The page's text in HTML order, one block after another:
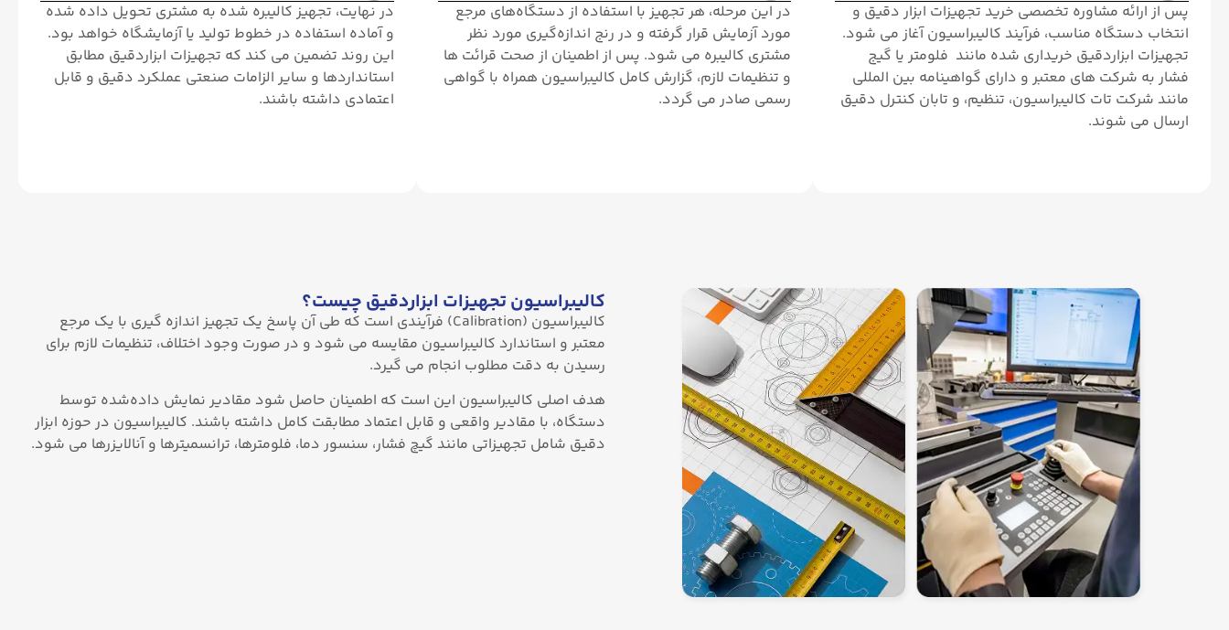
پس از ارائه مشاوره تخصصی خرید تجهیزات ابزار دقیق و
انتخاب دستگاه مناسب، فرآیند کالیبراسیون آغاز می‌ شود.
تجهیزات ابزاردقیق خریداری‌ شده مانند فلومتر یا گیج
فشار به شرکت‌ های معتبر و دارای گواهینامه بین ‌المللی
مانند شرکت تات کالیبراسیون، تنظیم، و تابان کنترل دقیق
ارسال می شوند.
در این مرحله، هر تجهیز با استفاده از دستگاه‌های مرجع
مورد آزمایش قرار گرفته و در رنج اندازه‌گیری مورد نظر
مشتری کالیبره می ‌شود. پس از اطمینان از صحت قرائت‌ ها
و تنظیمات لازم، گزارش کامل کالیبراسیون همراه با گواهی
رسمی صادر می ‌گردد.
در نهایت، تجهیز کالیبره ‌شده به مشتری تحویل داده شده
و آماده استفاده در خطوط تولید یا آزمایشگاه خواهد بود.
این روند تضمین می‌ کند که تجهیزات ابزاردقیق مطابق
استانداردها و سایر الزامات صنعتی عملکرد دقیق و قابل
اعتمادی داشته باشند.
کالیبراسیون تجهیزات ابزاردقیق چیست؟
کالیبراسیون (Calibration) فرآیندی است که طی آن پاسخ یک تجهیز اندازه‌ گیری با یک مرجع
معتبر و استاندارد کالیبراسیون مقایسه می ‌شود و در صورت وجود اختلاف، تنظیمات لازم برای
رسیدن به دقت مطلوب انجام می ‌گیرد.
هدف اصلی کالیبراسیون این است که اطمینان حاصل شود مقادیر نمایش داده‌شده توسط
دستگاه، با مقادیر واقعی و قابل اعتماد مطابقت کامل داشته باشند. کالیبراسیون در حوزه ابزار
دقیق شامل تجهیزاتی مانند گیچ فشار، سنسور دما، فلومترها، ترانسمیترها و آنالایزرها می ‌شود.